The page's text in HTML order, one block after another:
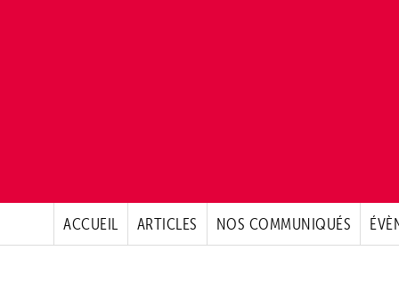
ACCUEIL ARTICLES NOS COMMUNIQUÉS